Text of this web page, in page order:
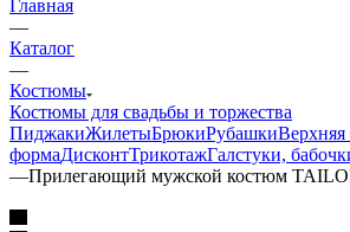
Главная
—
Каталог
—
Костюмы
Костюмы для свадьбы и торжества
ПиджакиЖилетыБрюкиРубашкиВерхняя
формаДисконтТрикотажГалстуки,
—Прилегающий мужской костюм